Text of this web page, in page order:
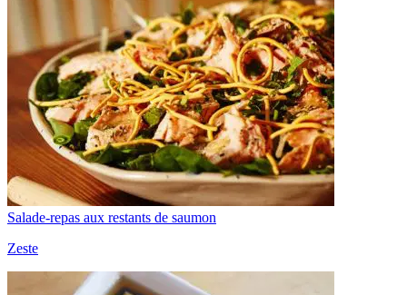
Salade-repas aux restants de saumon
Zeste